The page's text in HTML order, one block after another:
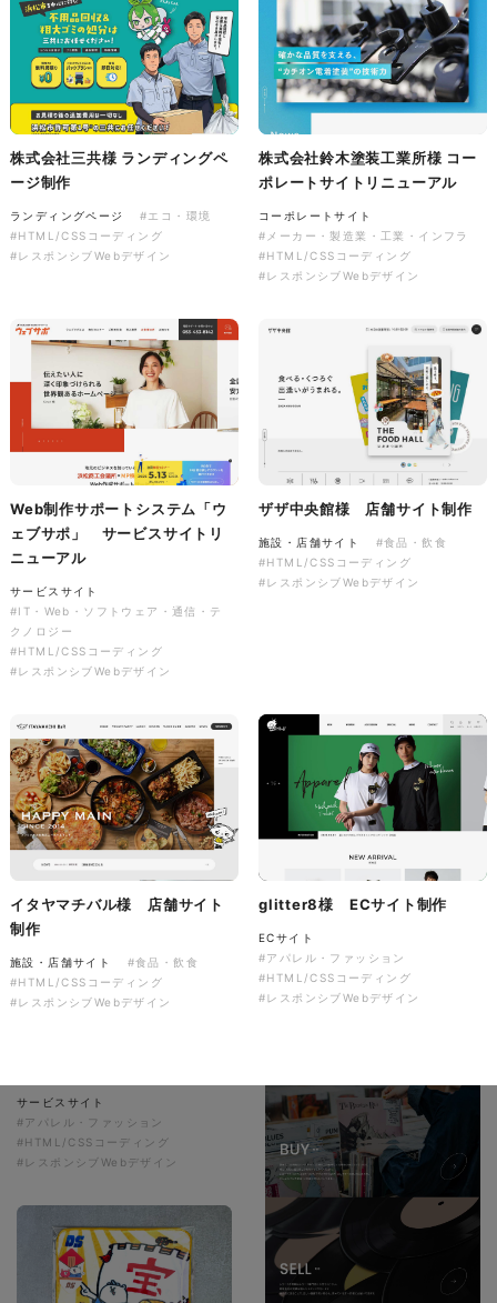
ソレイユ障害年金サポートセン
ター様 コーポレートサイト制
作
コーポレートサイト
#介護・福祉
#HTML/CSSコーディング
ージデザイン
パッケージ
#食品・飲食
#パッケージデザイン
#グラフィックデザイン
サービスサイト
#アパレル・ファッション
#HTML/CSSコーディング
#レスポンシブWebデザイン
株式会社三共様 ランディングペ
ージ制作
ランディングページ
#エコ・環境
#HTML/CSSコーディング
#レスポンシブWebデザイン
株式会社鈴木塗装工業所様 コー
ポレートサイトリニューアル
コーポレートサイト
#メーカー・製造業・工業・インフラ
#HTML/CSSコーディング
#レスポンシブWebデザイン
Web制作サポートシステム「ウ
ェブサポ」 サービスサイトリ
ニューアル
サービスサイト
#IT・Web・ソフトウェア・通信・テ
クノロジー
#HTML/CSSコーディング
#レスポンシブWebデザイン
ザザ中央館様 店舗サイト制作
施設・店舗サイト
#食品・飲食
#HTML/CSSコーディング
#レスポンシブWebデザイン
イタヤマチバル様 店舗サイト
制作
施設・店舗サイト
#食品・飲食
#HTML/CSSコーディング
#レスポンシブWebデザイン
glitter8様 ECサイト制作
ECサイト
#アパレル・ファッション
#HTML/CSSコーディング
#レスポンシブWebデザイン